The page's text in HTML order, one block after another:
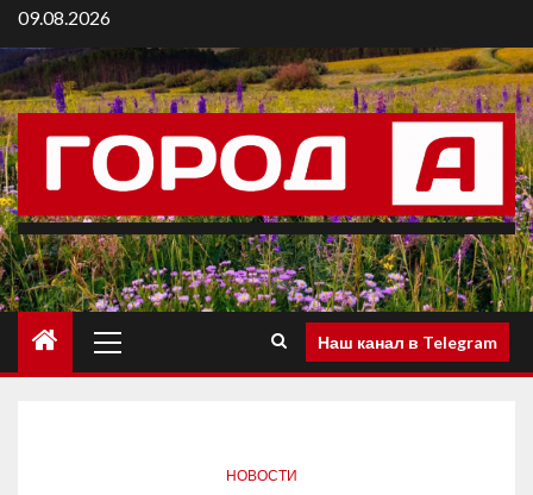
09.08.2026
Наш канал в Telegram
НОВОСТИ